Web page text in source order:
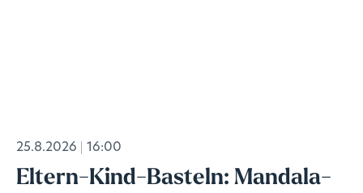
25.8.2026 16:00
Eltern-Kind-Basteln: Mandala-